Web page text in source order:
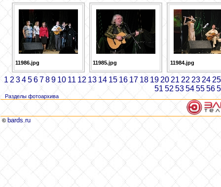
11986.jpg 11985.jpg 11984.jpg
1 2 3 4 56 7 8 9 10 11 12 13 14 15 16 17 18 19 20 21 22 23 24 25
51 52 53545556
Разделы фотоархива
© bards.ru